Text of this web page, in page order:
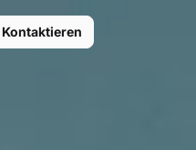
Kontaktieren